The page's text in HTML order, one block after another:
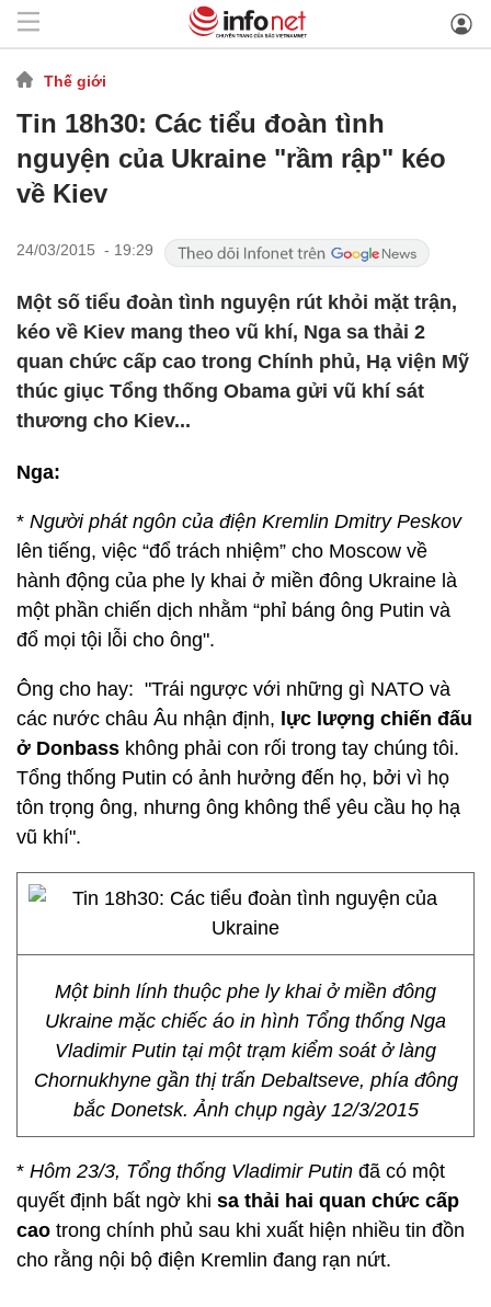
Thế giới
Tin 18h30: Các tiểu đoàn tình
nguyện của Ukraine "rầm rập" kéo
về Kiev
24/03/2015 - 19:29
Một số tiểu đoàn tình nguyện rút khỏi mặt trận,
kéo về Kiev mang theo vũ khí, Nga sa thải 2
quan chức cấp cao trong Chính phủ, Hạ viện Mỹ
thúc giục Tổng thống Obama gửi vũ khí sát
thương cho Kiev...
Nga:
* Người phát ngôn của điện Kremlin Dmitry Peskov
lên tiếng, việc “đổ trách nhiệm” cho Moscow về
hành động của phe ly khai ở miền đông Ukraine là
một phần chiến dịch nhằm “phỉ báng ông Putin và
đổ mọi tội lỗi cho ông".
Ông cho hay: "Trái ngược với những gì NATO và
các nước châu Âu nhận định, lực lượng chiến đấu
ở Donbass không phải con rối trong tay chúng tôi.
Tổng thống Putin có ảnh hưởng đến họ, bởi vì họ
tôn trọng ông, nhưng ông không thể yêu cầu họ hạ
vũ khí".
Một binh lính thuộc phe ly khai ở miền đông
Ukraine mặc chiếc áo in hình Tổng thống Nga
Vladimir Putin tại một trạm kiểm soát ở làng
Chornukhyne gần thị trấn Debaltseve, phía đông
bắc Donetsk. Ảnh chụp ngày 12/3/2015
* Hôm 23/3, Tổng thống Vladimir Putin đã có một
quyết định bất ngờ khi sa thải hai quan chức cấp
cao trong chính phủ sau khi xuất hiện nhiều tin đồn
cho rằng nội bộ điện Kremlin đang rạn nứt.